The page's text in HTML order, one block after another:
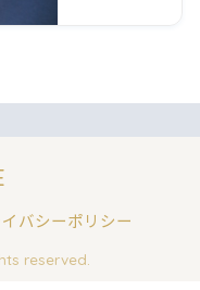
バシーポリシー
reserved.